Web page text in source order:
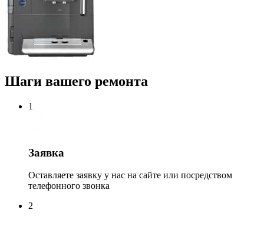
Шаги вашего ремонта
1
Заявка
Оставляете заявку у нас на сайте или посредством
телефонного звонка
2